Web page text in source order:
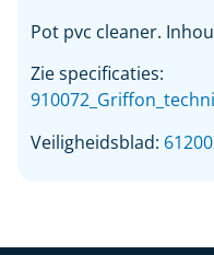
Pot pvc cleaner.
Zie specificaties:
Veiligheidsblad: